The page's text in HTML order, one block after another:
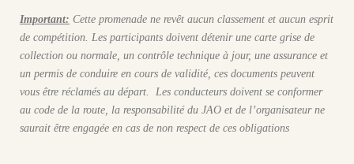
Important: Cette promenade ne revêt aucun classement et aucun esprit
de compétition. Les participants doivent détenir une carte grise de
collection ou normale, un contrôle technique à jour, une assurance et
un permis de conduire en cours de validité, ces documents peuvent
vous être réclamés au départ. Les conducteurs doivent se conformer
au code de la route, la responsabilité du JAO et de l’organisateur ne
saurait être engagée en cas de non respect de ces obligations